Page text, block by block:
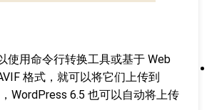
使用命令行转换工具或基于 Web
格式，就可以将它们上传到
WordPress 6.5 也可以自动将上传